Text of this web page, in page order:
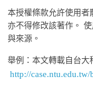
本授權條款允許使用者
亦不得修改該著作。
與來源。
舉例：本文轉載自台大
http://